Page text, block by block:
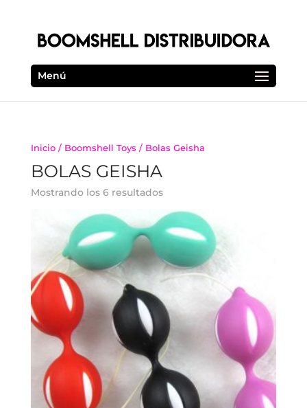
Menú
Inicio/ Boomshell Toys / Bolas Geisha
BOLAS GEISHA
Mostrando los 6 resultados